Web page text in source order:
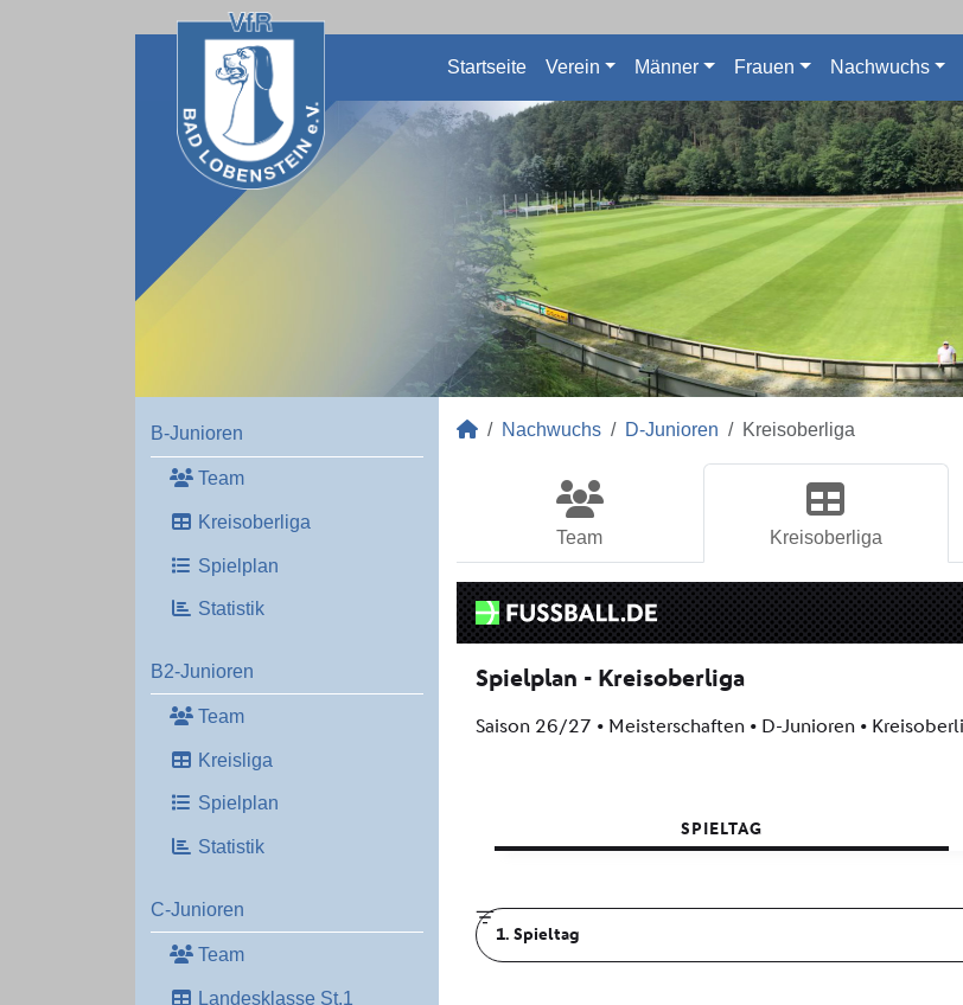
Startseite Verein Männer Frauen Nachwuchs
B-Junioren
Team
Kreisoberliga
Spielplan
Statistik
B2-Junioren
Team
Kreisliga
Spielplan
Statistik
C-Junioren
Team
Landesklasse St.1
Nachwuchs D-Junioren Kreisoberliga
Team Kreisoberliga